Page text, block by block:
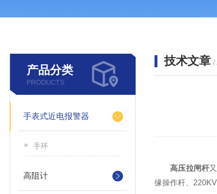
产品分类
PRODUCTS
手表式近电报警器
手环
高阻计
技术文章 /
高压拉闸杆
缘操作杆、